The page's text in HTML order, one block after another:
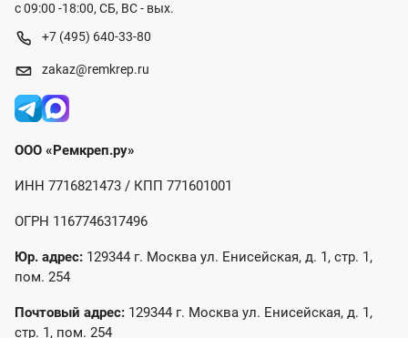
с 09:00 -18:00, СБ, ВС - вых.
+7 (495) 640-33-80
zakaz@remkrep.ru
ООО «Ремкреп.ру»
ИНН 7716821473 / КПП 771601001
ОГРН 1167746317496
Юр. адрес: 129344 г. Москва ул. Енисейская, д. 1, стр. 1,
пом. 254
Почтовый адрес: 129344 г. Москва ул. Енисейская, д. 1,
стр. 1, пом. 254